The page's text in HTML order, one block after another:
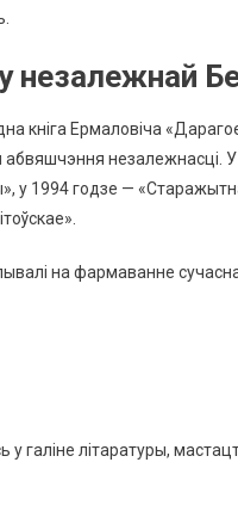
незалежнай
кніга Ермаловіча
абвяшчэння
у 1994 годзе —
на фармаванне
галіне літаратуры,